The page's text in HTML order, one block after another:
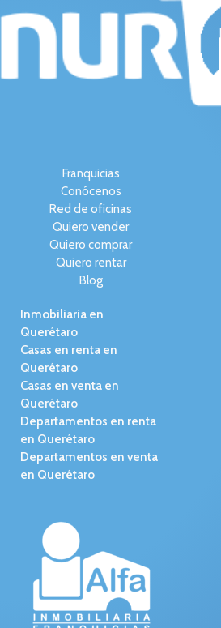
Franquicias
Conócenos
Red de oficinas
Quiero vender
Quiero comprar
Quiero rentar
Blog
Inmobiliaria en
Querétaro
Casas en renta en
Querétaro
Casas en venta en
Querétaro
Departamentos en renta
en Querétaro
Departamentos en venta
en Querétaro